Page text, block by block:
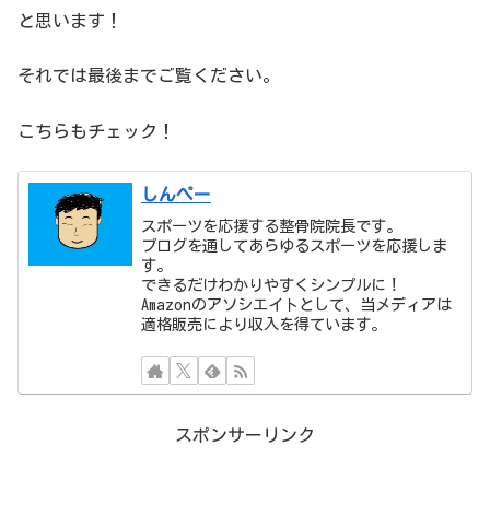
と思います！
それでは最後までご覧ください。
こちらもチェック！
しんぺー
スポーツを応援する整骨院院長です。
ブログを通してあらゆるスポーツを応援しま
す。
できるだけわかりやすくシンプルに！
Amazonのアソシエイトとして、当メディアは
適格販売により収入を得ています。
スポンサーリンク